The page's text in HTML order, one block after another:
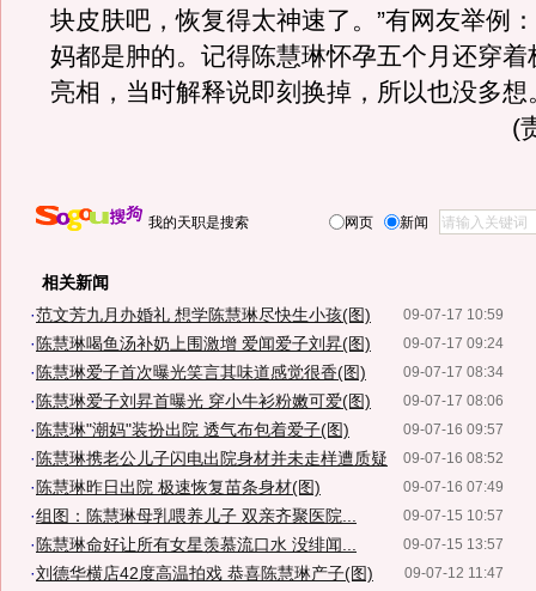
块皮肤吧，恢复得太神速了。”有网友举例
妈都是肿的。记得陈慧琳怀孕五个月还穿着
亮相，当时解释说即刻换掉，所以也没多想
(
我的天职是搜索 网页 新闻
相关新闻
09-07-17 10:59
·范文芳九月办婚礼 想学陈慧琳尽快生小孩(图)
09-07-17 09:24
· 陈慧琳喝鱼汤补奶上围激增 爱闻爱子刘昇(图)
09-07-17 08:34
· 陈慧琳爱子首次曝光笑言其味道感觉很香(图)
09-07-17 08:06
· 陈慧琳爱子刘昇首曝光 穿小牛衫粉嫩可爱(图)
09-07-16 09:57
· 陈慧琳"潮妈"装扮出院 透气布包着爱子(图)
09-07-16 08:52
· 陈慧琳携老公儿子闪电出院身材并未走样遭质疑
09-07-16 07:49
· 陈慧琳昨日出院 极速恢复苗条身材(图)
09-07-15 10:57
·组图：陈慧琳母乳喂养儿子 双亲齐聚医院...
09-07-15 13:57
· 陈慧琳命好让所有女星羡慕流口水 没绯闻...
09-07-12 11:47
·刘德华横店42度高温拍戏 恭喜陈慧琳产子(图)